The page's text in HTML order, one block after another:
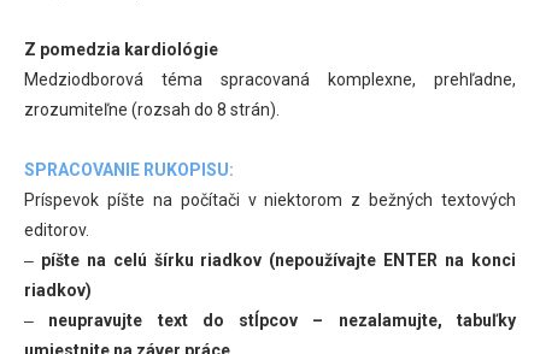
Z pomedzia kardiológie
Medziodborová téma spracovaná komplexne, prehľadne,
zrozumiteľne (rozsah do 8 strán).
SPRACOVANIE RUKOPISU:
Príspevok píšte na počítači v niektorom z bežných textových
editorov.
‒ píšte na celú šírku riadkov (nepoužívajte ENTER na konci
riadkov)
‒ neupravujte text do stĺpcov – nezalamujte, tabuľky
umiestnite na záver práce